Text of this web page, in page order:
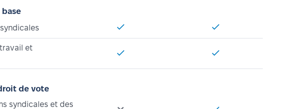
et
de vote
syndicales et des